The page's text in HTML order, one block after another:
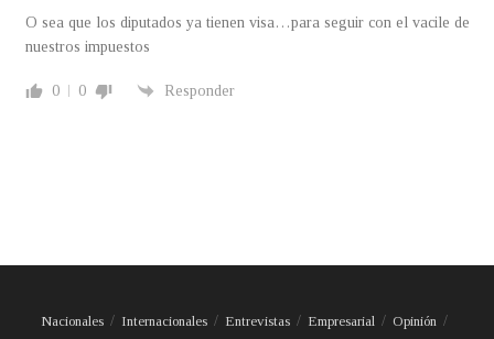
O sea que los diputados ya tienen visa…para seguir con el vacile de
nuestros impuestos
0 0 Responder
Nacionales Internacionales Entrevistas Empresarial
Opinión